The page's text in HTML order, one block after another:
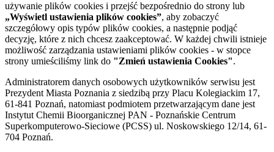
używanie plików cookies i przejść bezpośrednio do strony lub
„Wyświetl ustawienia plików cookies”, aby zobaczyć
szczegółowy opis typów plików cookies, a następnie podjąć
decyzję, które z nich chcesz zaakceptować. W każdej chwili istnieje
możliwość zarządzania ustawieniami plików cookies - w stopce
strony umieściliśmy link do "Zmień ustawienia Cookies".
Administratorem danych osobowych użytkowników serwisu jest
Prezydent Miasta Poznania z siedzibą przy Placu Kolegiackim 17,
61-841 Poznań, natomiast podmiotem przetwarzającym dane jest
Instytut Chemii Bioorganicznej PAN - Poznańskie Centrum
Superkomputerowo-Sieciowe (PCSS) ul. Noskowskiego 12/14, 61-
704 Poznań.